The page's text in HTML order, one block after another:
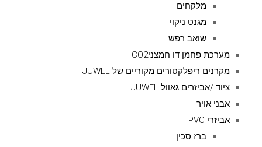
מלקחים
מגנט ניקוי
שואב רפש
מערכת פחמן דו חמצניCO2
מקרנים ריפלקטורים מקוריים של JUWEL
ציוד /אביזרים גאוול JUWEL
אבני אויר
אביזרי PVC
ברז סכין